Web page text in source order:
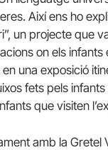
Així ens ho
un projecte que
on els
una exposició
fets pels
que visiten
amb la Gretel